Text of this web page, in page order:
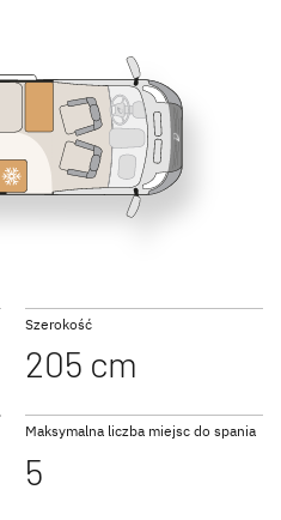
Szerokość
205 cm
Maksymalna liczba miejsc do spania
5